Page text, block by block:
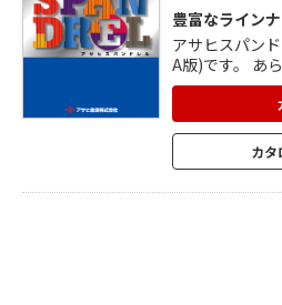
豊富なライン
アサヒスパン
A版)です。 あらゆる用途や環境に対応でき
る、機能性と
用意し、全国
を整えています。 カラー鋼板、塩ビ
シメタル)、カ
には、一流メ
カタ